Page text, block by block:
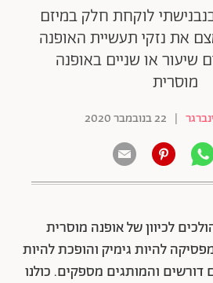
לוקחת חלק במיזם
את נזקי תעשיית האופנה
שיעור או שניים באופנה
מוסרית
| 22 בנובמבר 2020
לכיוון של אופנה מוסרית
להיות גימיק והופכת להיות
דורשים והמותגים מספקים. כולנו